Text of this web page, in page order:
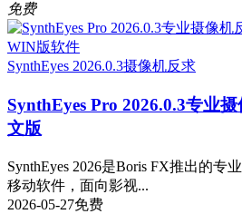
免费
WIN版软件
SynthEyes 2026.0.3摄像机反求
SynthEyes Pro 2026.0.3专业
文版
SynthEyes 2026是Boris FX推出的专
移动软件，面向影视...
2026-05-27免费